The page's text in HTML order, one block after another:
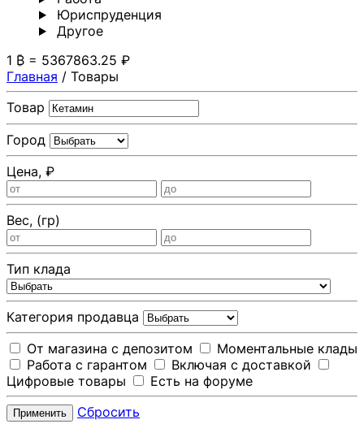
Юриспруденция
Другoе
1 ₿ = 5367863.25 ₽
Главная / Товары
Товар
Город
Цена, ₽
Вес, (гр)
Тип клада
Категория продавца
От магазина с депозитом
Моментальные клады
Работа с гарантом
Включая с доставкой
Цифровые товары
Есть на форуме
Применить Сбросить